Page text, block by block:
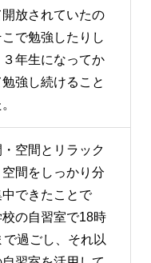
放されていたの
で勉強したりし
年生になってか
強し続けること
空間とリラック
間をしっかり分
できたことで
の自習室で18時
過ごし、それ以